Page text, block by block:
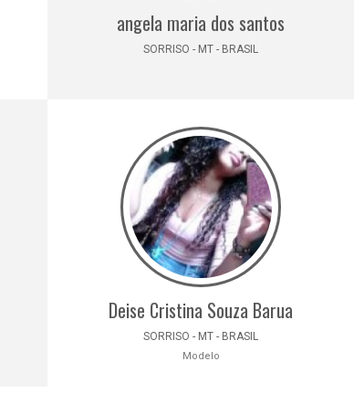
angela maria dos santos
SORRISO - MT - BRASIL
Deise Cristina Souza Barua
SORRISO - MT - BRASIL
Modelo